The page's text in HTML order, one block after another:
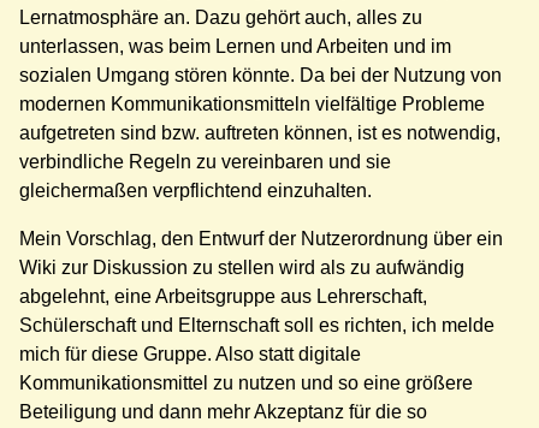
Lernatmosphäre an. Dazu gehört auch, alles zu
unterlassen, was beim Lernen und Arbeiten und im
sozialen Umgang stören könnte. Da bei der Nutzung von
modernen Kommunikationsmitteln vielfältige Probleme
aufgetreten sind bzw. auftreten können, ist es notwendig,
verbindliche Regeln zu vereinbaren und sie
gleichermaßen verpflichtend einzuhalten.
Mein Vorschlag, den Entwurf der Nutzerordnung über ein
Wiki zur Diskussion zu stellen wird als zu aufwändig
abgelehnt, eine Arbeitsgruppe aus Lehrerschaft,
Schülerschaft und Elternschaft soll es richten, ich melde
mich für diese Gruppe. Also statt digitale
Kommunikationsmittel zu nutzen und so eine größere
Beteiligung und dann mehr Akzeptanz für die so